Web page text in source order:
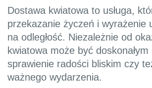
Dostawa kwiatowa to usługa,
przekazanie życzeń i wyrażenie
na odległość. Niezależnie od
kwiatowa może być
sprawienie radości bliskim czy
ważnego wydarzenia.